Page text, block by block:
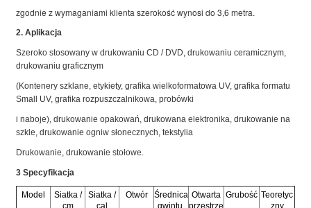
zgodnie z wymaganiami klienta szerokość wynosi do 3,6 metra.
2. Aplikacja
Szeroko stosowany w drukowaniu CD / DVD, drukowaniu ceramicznym,
drukowaniu graficznym
(Kontenery szklane, etykiety, grafika wielkoformatowa UV, grafika formatu
Small UV, grafika rozpuszczalnikowa, probówki
i naboje), drukowanie opakowań, drukowana elektronika, drukowanie na
szkle, drukowanie ogniw słonecznych, tekstylia
Drukowanie, drukowanie stołowe.
3 Specyfikacja
Model
Siatka /
cm
Siatka /
cal
Otwór
Średnica
gwintu.
Otwarta
przestrze
Grubość Teoretyc
zny